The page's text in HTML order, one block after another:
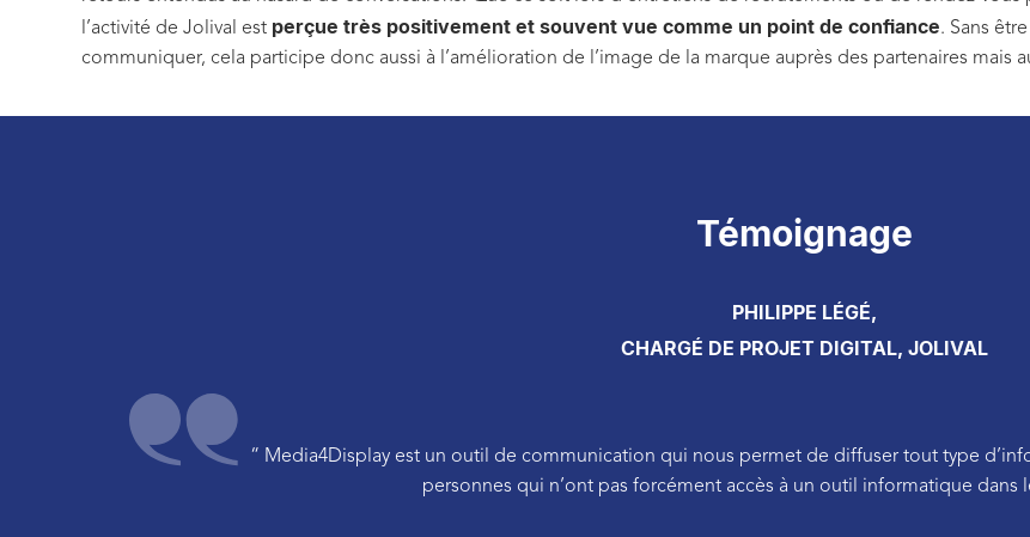
l’activité de Jolival est perçue très positivement et souvent vue comme un point de confiance. Sans
communiquer, cela participe donc aussi à l’amélioration de l’image de la marque auprès des partenaires mais
Témoignage
PHILIPPE LÉGÉ,
CHARGÉ DE PROJET DIGITAL, JOLIVAL
“ Media4Display est un outil de communication qui nous permet de diffuser tout type
personnes qui n’ont pas forcément accès à un outil informatique dans